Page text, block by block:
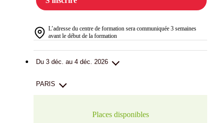
L’adresse du centre de formation sera communiquée 3 semaines
avant le début de la formation
Du 3 déc. au 4 déc. 2026
PARIS
Places disponibles